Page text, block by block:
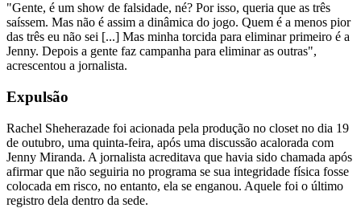
"Gente, é um show de falsidade, né? Por isso, queria que as três
saíssem. Mas não é assim a dinâmica do jogo. Quem é a menos pior
das três eu não sei [...] Mas minha torcida para eliminar primeiro é a
Jenny. Depois a gente faz campanha para eliminar as outras",
acrescentou a jornalista.
Expulsão
Rachel Sheherazade foi acionada pela produção no closet no dia 19
de outubro, uma quinta-feira, após uma discussão acalorada com
Jenny Miranda. A jornalista acreditava que havia sido chamada após
afirmar que não seguiria no programa se sua integridade física fosse
colocada em risco, no entanto, ela se enganou. Aquele foi o último
registro dela dentro da sede.